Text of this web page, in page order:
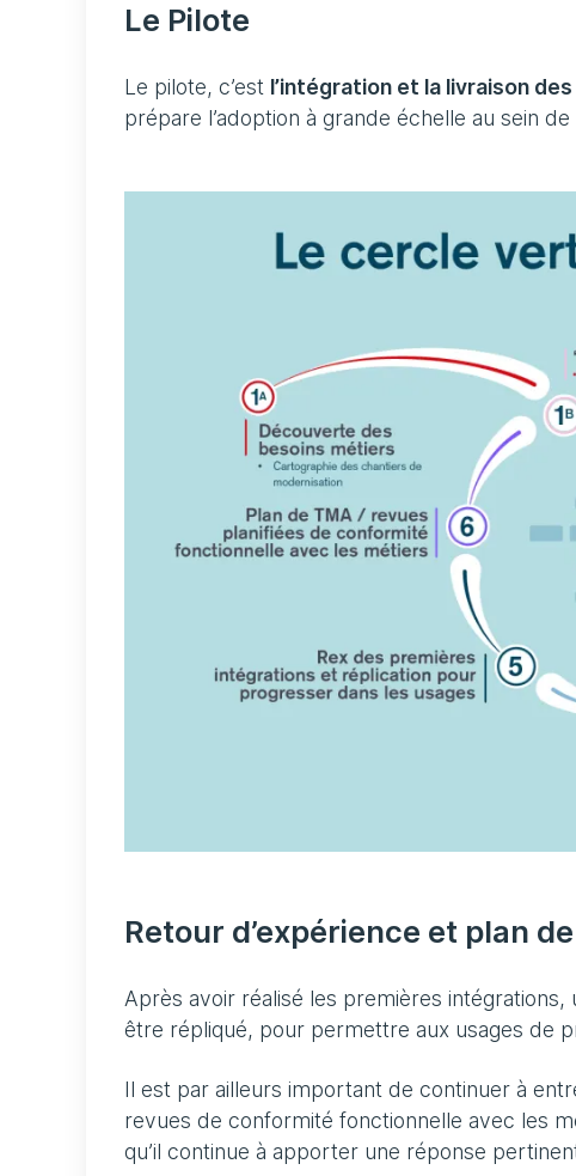
Le Pilote
Le pilote, c’est l’intégration et la livraison
prépare l’adoption à grande échelle au sein de
Retour d’expérience et plan
Après avoir réalisé les premières
être répliqué, pour permettre aux usages de
Il est par ailleurs important de continuer à
revues de conformité fonctionnelle avec les
qu’il continue à apporter une réponse